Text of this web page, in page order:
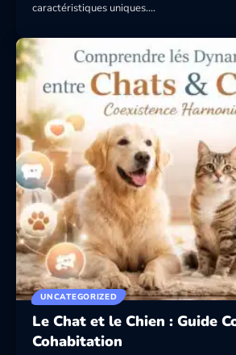
caractéristiques uniques.…
UNCATEGORIZED
Le Chat et le Chien : Guide
Cohabitation